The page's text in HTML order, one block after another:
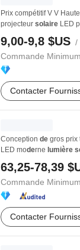
Prix compétitif V V
projecteur solaire LED
9,00-9,8 $US /
Commande
Contacter
Conception de gros prix
LED moderne lumière
63,25-78,39
Commande
Contacter